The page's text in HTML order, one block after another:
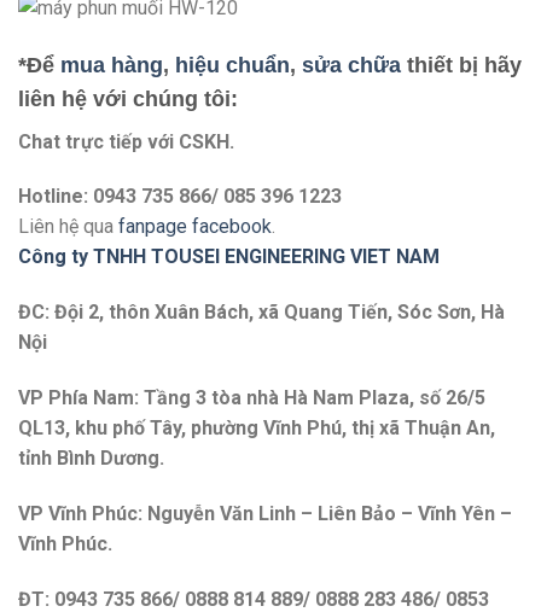
*Để mua hàng, hiệu chuẩn, sửa chữa thiết bị hãy
liên hệ với chúng tôi:
Chat trực tiếp với CSKH.
Hotline: 0943 735 866/ 085 396 1223
Liên hệ qua fanpage facebook.
Công ty TNHH TOUSEI ENGINEERING VIET NAM
ĐC: Đội 2, thôn Xuân Bách, xã Quang Tiến, Sóc Sơn, Hà
Nội
VP Phía Nam: Tầng 3 tòa nhà Hà Nam Plaza, số 26/5
QL13, khu phố Tây, phường Vĩnh Phú, thị xã Thuận An,
tỉnh Bình Dương.
VP Vĩnh Phúc: Nguyễn Văn Linh – Liên Bảo – Vĩnh Yên –
Vĩnh Phúc.
ĐT: 0943 735 866/ 0888 814 889/ 0888 283 486/ 0853